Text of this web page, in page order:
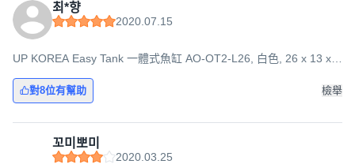
최*향
2020.07.15
UP KOREA Easy Tank 一體式魚缸 AO-OT2-L26, 白色, 26 x 13 x
對8位有幫助 檢舉
꼬미뽀미
2020.03.25